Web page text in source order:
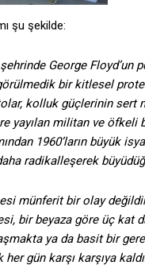
şu şekilde:
George
bir kitlesel
kolluk güçlerinin sert
yayılan militan ve öfkeli
1960’ların büyük
radikalleşerek
münferit bir olay
bir beyaza göre üç kat
ya da basit bir
her gün karşı karşıya